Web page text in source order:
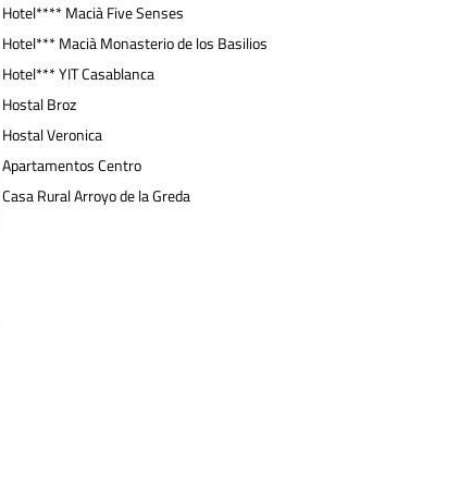
Hotel**** Macià Five Senses
Hotel*** Macià Monasterio de los Basilios
Hotel*** YIT Casablanca
Hostal Broz
Hostal Veronica
Apartamentos Centro
Casa Rural Arroyo de la Greda